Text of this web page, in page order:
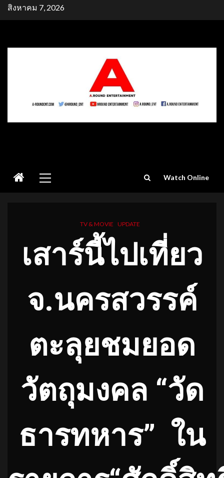
Skipสิงหาคม 7, 2026
Menu
Watch Online
TV & MOVIE UPDATE
เสาร์นี้ไปเที่ยว
จ.นครสวรรค์
ตะลุยชมยอด
วัตถุมงคล “วัด
ธารทหาร” ใน